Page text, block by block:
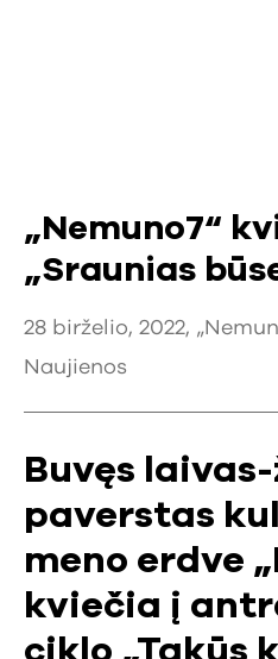
„Nemuno7“
„Sraunias
28 birželio, 2022,
Naujienos
Buvęs
paverstas
meno erdve
kviečia į
ciklo „Takūs